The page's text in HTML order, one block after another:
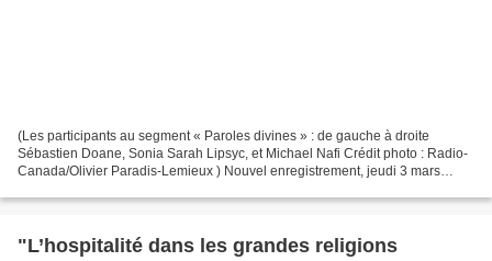
(Les participants au segment « Paroles divines » : de gauche à droite
Sébastien Doane, Sonia Sarah Lipsyc, et Michael Nafi Crédit photo : Radio-
Canada/Olivier Paradis-Lemieux ) Nouvel enregistrement, jeudi 3 mars
"L’hospitalité dans les grandes religions